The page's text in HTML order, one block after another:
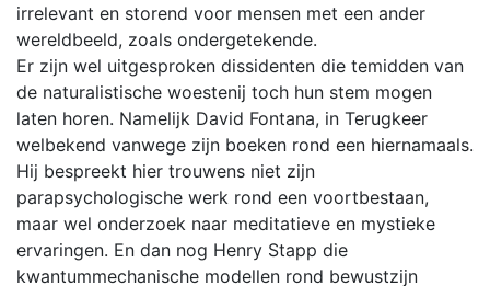
irrelevant en storend voor mensen met een ander
wereldbeeld, zoals ondergetekende.
Er zijn wel uitgesproken dissidenten die temidden van
de naturalistische woestenij toch hun stem mogen
laten horen. Namelijk David Fontana, in Terugkeer
welbekend vanwege zijn boeken rond een hiernamaals.
Hij bespreekt hier trouwens niet zijn
parapsychologische werk rond een voortbestaan,
maar wel onderzoek naar meditatieve en mystieke
ervaringen. En dan nog Henry Stapp die
kwantummechanische modellen rond bewustzijn